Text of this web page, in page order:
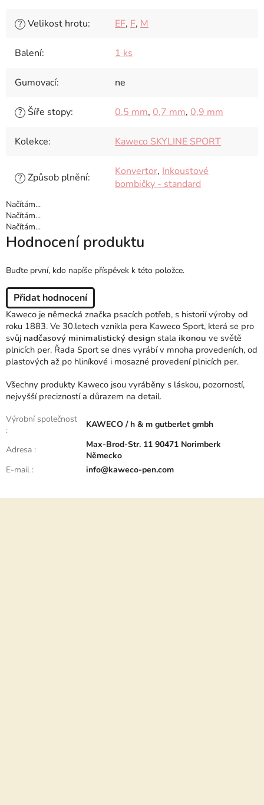
? Velikost hrotu: EF, F, M
Balení: 1 ks
Gumovací: ne
? Šíře stopy: 0,5 mm, 0,7 mm, 0,9 mm
Kolekce: Kaweco SKYLINE SPORT
? Způsob plnění: Konvertor, Inkoustové
bombičky - standard
Načítám...
Načítám...
Načítám...
Hodnocení produktu
Buďte první, kdo napíše příspěvek k této položce.
Přidat hodnocení
Kaweco je německá značka psacích potřeb, s historií výroby od
roku 1883. Ve 30.letech vznikla pera Kaweco Sport, která se pro
svůj nadčasový minimalistický design stala ikonou ve světě
plnicích per. Řada Sport se dnes vyrábí v mnoha provedeních, od
plastových až po hliníkové i mosazné provedení plnicích per.
Všechny produkty Kaweco jsou vyráběny s láskou, pozorností,
nejvyšší precizností a důrazem na detail.
Výrobní společnost
:
KAWECO / h & m gutberlet gmbh
Adresa :
Max-Brod-Str. 11 90471 Norimberk
Německo
E-mail : info@kaweco-pen.com